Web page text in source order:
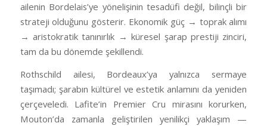
ailenin Bordelais’ye yönelişinin tesadüfi değil, bilinçli bir
strateji olduğunu gösterir. Ekonomik güç → toprak alımı
→ aristokratik tanınırlık → küresel şarap prestiji zinciri,
tam da bu dönemde şekillendi.
Rothschild ailesi, Bordeaux’ya yalnızca sermaye
taşımadı; şarabın kültürel ve estetik anlamını da yeniden
çerçeveledi. Lafite’in Premier Cru mirasını korurken,
Mouton’da zamanla geliştirilen yenilikçi yaklaşım —